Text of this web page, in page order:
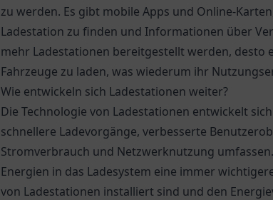
zu werden. Es gibt mobile Apps und Online-
Ladestation zu finden und Informationen über
mehr Ladestationen bereitgestellt werden,
Fahrzeuge zu laden, was wiederum ihr
Wie entwickeln sich Ladestationen weiter?
Die Technologie von Ladestationen entwickelt
schnellere Ladevorgänge, verbesserte
Stromverbrauch und Netzwerknutzung
Energien in das Ladesystem eine immer
von Ladestationen installiert sind und den